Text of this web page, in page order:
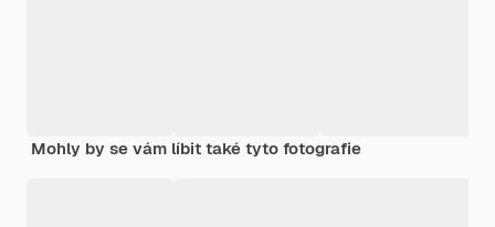
Mohly by se vám líbit také tyto fotografie